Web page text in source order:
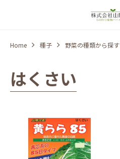
Home 種子 野菜の種類から探す
はくさい